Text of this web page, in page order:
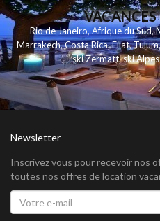
Rio de Janeiro,Afrique du Sud,
Marrakech,Costa Rica,Eilat,Tulum
ski Zermatt,ski Alpes
Newsletter
Inscrivez vous pour recevoir nos
toutes nos offres de location